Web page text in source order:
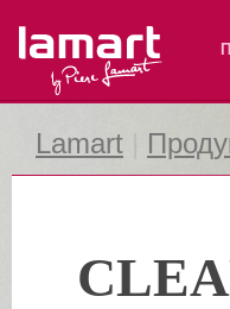
Lamart
Lamart